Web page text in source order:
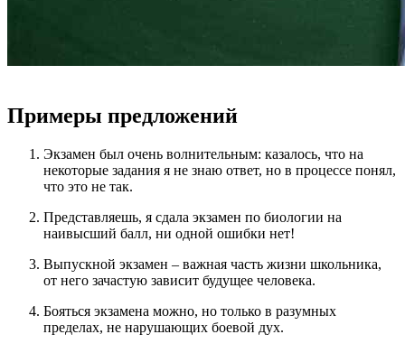
Примеры предложений
Экзамен был очень волнительным: казалось, что на
некоторые задания я не знаю ответ, но в процессе понял,
что это не так.
Представляешь, я сдала экзамен по биологии на
наивысший балл, ни одной ошибки нет!
Выпускной экзамен – важная часть жизни школьника,
от него зачастую зависит будущее человека.
Бояться экзамена можно, но только в разумных
пределах, не нарушающих боевой дух.